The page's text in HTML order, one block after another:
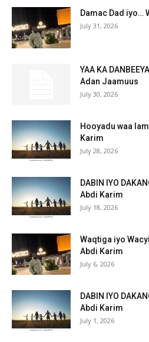
Damac Dad iyo…
July 31, 2026
YAA KA
Adan Jaamuus
July 30, 2026
Hooyadu waa
Karim
July 28, 2026
DABIN IYO
Abdi Karim
July 18, 2026
Waqtiga iyo
Abdi Karim
July 6, 2026
DABIN IYO
Abdi Karim
July 1, 2026